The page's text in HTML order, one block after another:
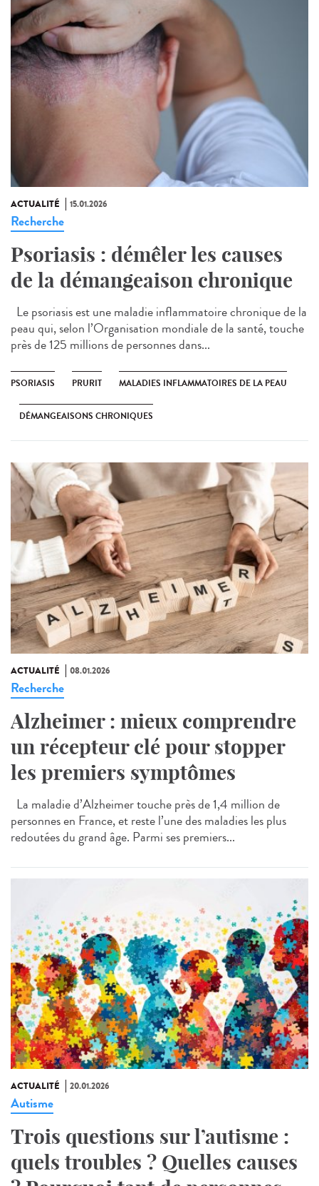
ACTUALITÉ 15.01.2026
Recherche
Psoriasis : démêler les causes
de la démangeaison chronique
Le psoriasis est une maladie inflammatoire chronique de la
peau qui, selon l’Organisation mondiale de la santé, touche
près de 125 millions de personnes dans...
PSORIASIS PRURIT MALADIES INFLAMMATOIRES DE LA PEAU
DÉMANGEAISONS CHRONIQUES
ACTUALITÉ 08.01.2026
Recherche
Alzheimer : mieux comprendre
un récepteur clé pour stopper
les premiers symptômes
La maladie d’Alzheimer touche près de 1,4 million de
personnes en France, et reste l’une des maladies les plus
redoutées du grand âge. Parmi ses premiers...
ACTUALITÉ 20.01.2026
Autisme
Trois questions sur l’autisme :
quels troubles ? Quelles causes